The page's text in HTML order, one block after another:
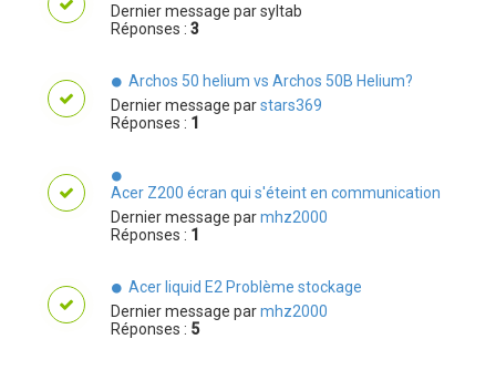
Dernier message parsyltab
Réponses : 3
Archos 50 helium vs Archos 50B Helium?
Dernier message parstars369
Réponses : 1
Acer Z200 écran qui s'éteint en communication
Dernier message parmhz2000
Réponses : 1
Acer liquid E2 Problème stockage
Dernier message parmhz2000
Réponses : 5